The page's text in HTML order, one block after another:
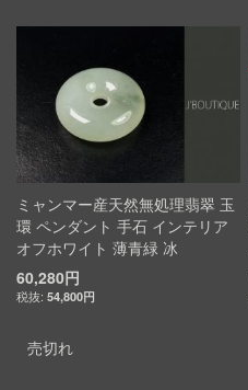
ミャンマー産天然無処理翡翠 玉
環 ペンダント 手石 インテリア
オフホワイト 薄青緑 冰
60,280円
54,800円
売切れ